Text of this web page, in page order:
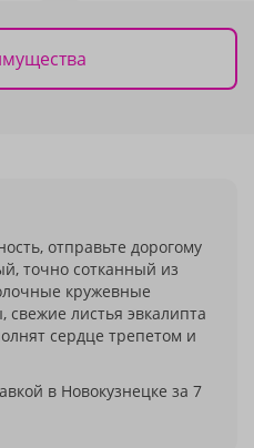
отправьте дорогому
точно сотканный из
кружевные
свежие листья эвкалипта
сердце трепетом и
в Новокузнецке за 7